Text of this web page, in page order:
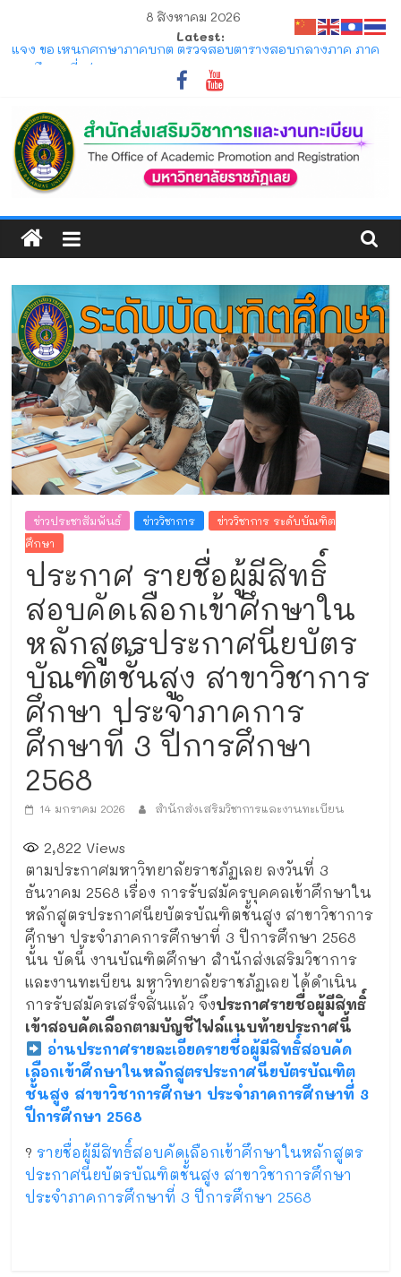
content
8 สิงหาคม 2026
Latest:
แจ้ง ขอให้นักศึกษาภาคปกติ ตรวจสอบตารางสอบกลางภาค ภาค
ประกาศ รับสมัครและรับรายงานตัวนักศึกษาใหม่ ระดับปริญญาตรี
ภาคปกติ (รอบมหกรรมวิชาการ) ประจำปีการศึกษา 2570
ประกาศ ให้นักศึกษาระดับปริญญาตรี ที่เข้าศึกษาปีการศึกษา 2569
พ้นสภาพจากการเป็นนักศึกษา ตามข้อบังคับมหาวิทยาลัยราชภัฏ
เลย ว่าด้วยการจัดการศึกษาระดับปริญญาตรี
ประกาศ การขอสำเร็จการศึกษาและการขึ้นทะเบียนบัณฑิตของ
นักศึกษาภาคปกติ ที่คาดว่าจะสำเร็จการศึกษาในภาคการศึกษาที่
1/2569 และ 2/2569
สำนัก
ส่ง
เสริม
วิชาการ
และ
งาน
ทะเบียน
ข่าวประชาสัมพันธ์ ข่าววิชาการ
ข่าววิชาการ ระดับบัณฑิต
ศึกษา
ประกาศ รายชื่อผู้มีสิทธิ์
สอบคัดเลือกเข้าศึกษาใน
หลักสูตรประกาศนียบัตร
บัณฑิตชั้นสูง สาขาวิชาการ
ศึกษา ประจำภาคการ
ศึกษาที่ 3 ปีการศึกษา
2568
14 มกราคม 2026 สำนักส่งเสริมวิชาการและงานทะเบียน
2,822 Views
ตามประกาศมหาวิทยาลัยราชภัฏเลย ลงวันที่ 3
ธันวาคม 2568 เรื่อง การรับสมัครบุคคลเข้าศึกษาใน
หลักสูตรประกาศนียบัตรบัณฑิตชั้นสูง สาขาวิชาการ
ศึกษา ประจำภาคการศึกษาที่ 3 ปีการศึกษา 2568
นั้น บัดนี้ งานบัณฑิตศึกษา สำนักส่งเสริมวิชาการ
และงานทะเบียน มหาวิทยาลัยราชภัฏเลย ได้ดำเนิน
การรับสมัครเสร็จสิ้นแล้ว จึงประกาศรายชื่อผู้มีสิทธิ์
เข้าสอบคัดเลือกตามบัญชีไฟล์แนบท้ายประกาศนี้
อ่านประกาศรายละเอียดรายชื่อผู้มีสิทธิ์สอบคัด
เลือกเข้าศึกษาในหลักสูตรประกาศนียบัตรบัณฑิต
ชั้นสูง สาขาวิชาการศึกษา ประจำภาคการศึกษาที่ 3
ปีการศึกษา 2568
?รายชื่อผู้มีสิทธิ์สอบคัดเลือกเข้าศึกษาในหลักสูตร
ประกาศนียบัตรบัณฑิตชั้นสูง สาขาวิชาการศึกษา
ประจำภาคการศึกษาที่ 3 ปีการศึกษา 2568